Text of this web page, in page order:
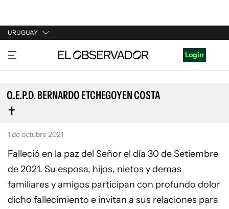
URUGUAY
URUGUAY
ARGENTINA
ESPAÑA
ESTADOS UNIDOS
Login
Q.E.P.D. BERNARDO ETCHEGOYEN COSTA
1 de octubre 2021
Falleció en la paz del Señor el día 30 de Setiembre
de 2021. Su esposa, hijos, nietos y demas
familiares y amigos participan con profundo dolor
dicho fallecimiento e invitan a sus relaciones para